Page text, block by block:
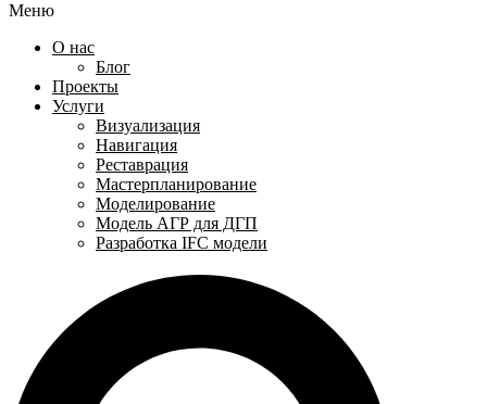
Меню
О нас
Блог
Проекты
Услуги
Визуализация
Навигация
Реставрация
Мастерпланирование
Моделирование
Модель АГР для ДГП
Разработка IFC модели